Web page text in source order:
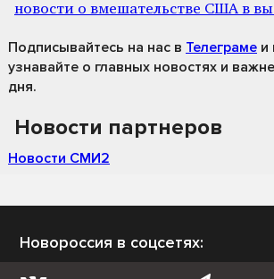
новости о вмешательстве США в
Подписывайтесь на нас в Телеграме и
узнавайте о главных новостях и
дня.
Новости партнеров
Новости СМИ2
Новороссия в соцсетях: